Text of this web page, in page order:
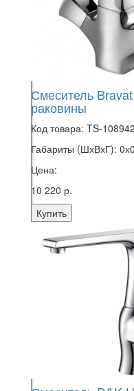
Смеситель
раковины
Код товара: TS-108942
Габариты (ШхВхГ):
Цена:
10 220 р.
Купить